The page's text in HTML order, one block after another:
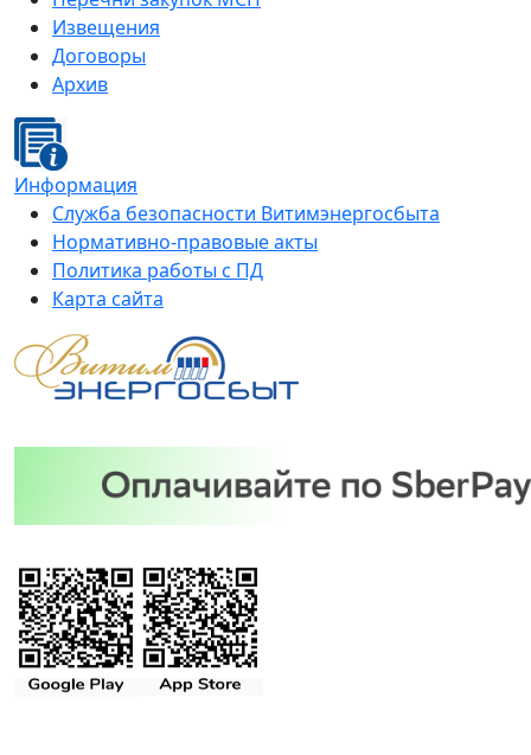
Извещения
Договоры
Архив
Информация
Служба безопасности Витимэнергосбыта
Нормативно-правовые акты
Политика работы с ПД
Карта сайта